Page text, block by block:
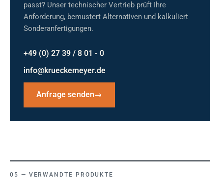
passt? Unser technischer Vertrieb prüft Ihre
Anforderung, bemustert Alternativen und kalkuliert
Sonderanfertigungen.
+49 (0) 27 39 / 8 01 - 0
info@krueckemeyer.de
Anfrage senden→
VERWANDTE PRODUKTE